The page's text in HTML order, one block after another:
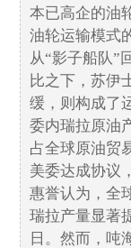
本已高企的油
油轮运输模式
从“影子船队”
比之下，苏伊
缓，则构成了
委内瑞拉原油
占全球原油贸
美委达成协议
惠誉认为，全
瑞拉产量显著
日。然而，吨